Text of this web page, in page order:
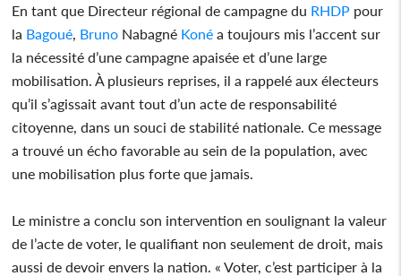
En tant que Directeur régional de campagne du RHDP pour
la Bagoué Bruno Nabagné Koné a toujours mis l’accent sur
la nécessité d’une campagne apaisée et d’une large
mobilisation. À plusieurs reprises, il a rappelé aux électeurs
qu’il s’agissait avant tout d’un acte de responsabilité
citoyenne, dans un souci de stabilité nationale. Ce message
a trouvé un écho favorable au sein de la population, avec
une mobilisation plus forte que jamais.
Le ministre a conclu son intervention en soulignant la valeur
de l’acte de voter, le qualifiant non seulement de droit, mais
aussi de devoir envers la nation. « Voter, c’est participer à la